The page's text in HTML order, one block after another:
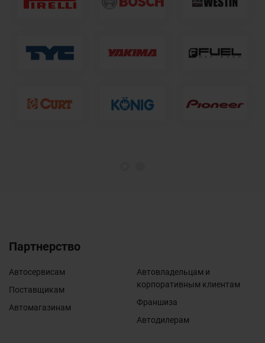
Партнерство
Автосервисам
Поставщикам
Автомагазинам
Автовладельцам и
корпоративным клиентам
Франшиза
Автодилерам